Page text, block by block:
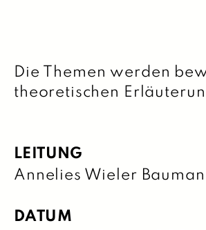
Die Themen werden
theoretischen
LEITUNG
Annelies Wieler
DATUM